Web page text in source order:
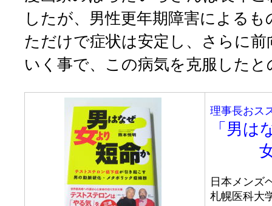
したが、男性更年期障害による
ただけで症状は安定し、さらに
いく事で、この病気を克服した
理事長おス
「男は
女よ
日本メンズ
札幌医科大